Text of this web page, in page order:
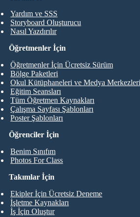
Yardım ve SSS
Storyboard Oluşturucu
Nasıl Yazdırılır
Öğrenciler İçin
Benim Sınıfım
Photos For Class
Öğretmenler İçin
Öğretmenler İçin Ücretsiz Sürüm
Bölge Paketleri
Okul Kütüphaneleri ve Medya Merkezleri
Eğitim Seansları
Tüm Öğretmen Kaynakları
Çalışma Sayfası Şablonları
Poster Şablonları
Takımlar İçin
Ekipler İçin Ücretsiz Deneme
İşletme Kaynakları
İş İçin Oluştur